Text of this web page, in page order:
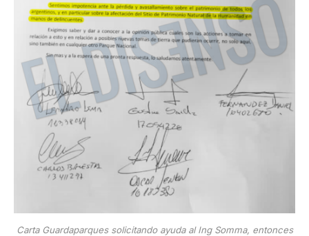
Carta Guardaparques solicitando ayuda al Ing Somma, entonces